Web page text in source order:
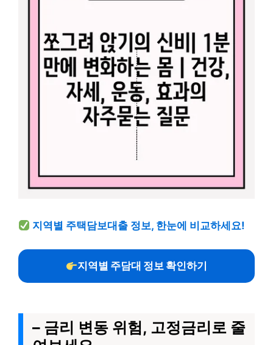
지역별 주택담보대출 정보, 한눈에 비교하세요!
지역별 주담대 정보 확인하기
– 금리 변동 위험, 고정금리로 줄